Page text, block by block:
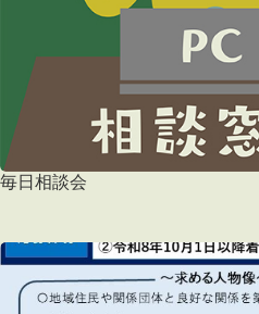
毎日相談会